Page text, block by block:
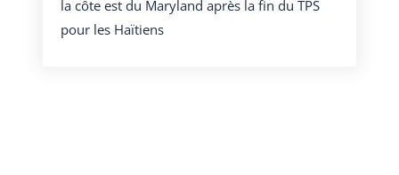
la côte est du Maryland après la fin du TPS
pour les Haïtiens